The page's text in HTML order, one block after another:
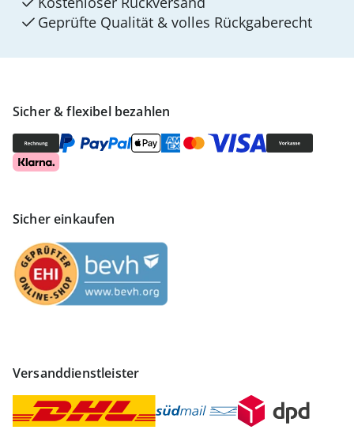
Sicher & flexibel bezahlen
Sicher einkaufen
Versanddienstleister
Geprüfte Qualität & volles Rückgaberecht